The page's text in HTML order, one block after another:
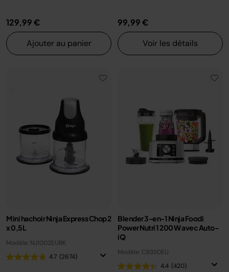
129,99 €
Ajouter au panier
99,99 €
Voir les détails
Mini hachoir Ninja Express Chop 2
x 0,5L
Modèle: NJ1002EUBK
4.7 (2674)
Blender 3-en-1 Ninja Foodi
Power Nutri 1 200 W avec Auto-
iQ
Modèle: CB350EU
4.4 (420)